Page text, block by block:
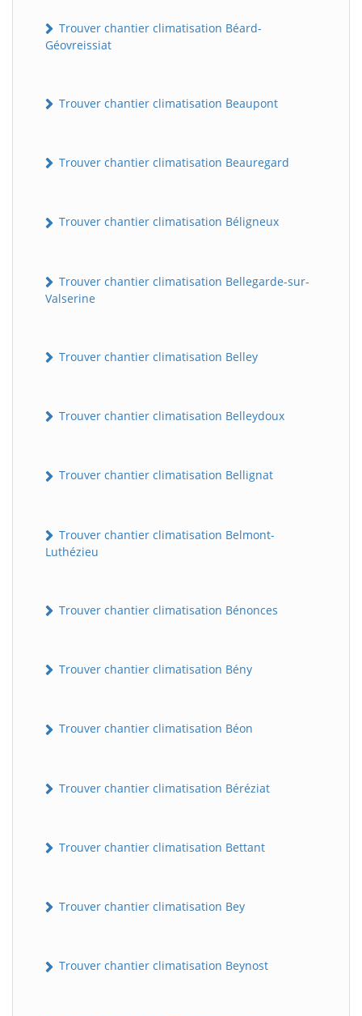
Trouver chantier climatisation Béard-
Géovreissiat
Trouver chantier climatisation Beaupont
Trouver chantier climatisation Beauregard
Trouver chantier climatisation Béligneux
Trouver chantier climatisation Bellegarde-sur-
Valserine
Trouver chantier climatisation Belley
Trouver chantier climatisation Belleydoux
Trouver chantier climatisation Bellignat
Trouver chantier climatisation Belmont-
Luthézieu
Trouver chantier climatisation Bénonces
Trouver chantier climatisation Bény
Trouver chantier climatisation Béon
Trouver chantier climatisation Béréziat
Trouver chantier climatisation Bettant
Trouver chantier climatisation Bey
Trouver chantier climatisation Beynost